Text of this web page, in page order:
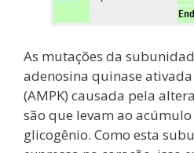
As mutações da
adenosina quinase
(AMPK) causada pela
são que levam ao
glicogênio. Como esta